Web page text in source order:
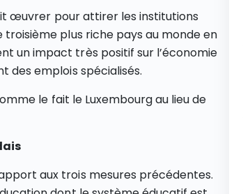
œuvrer pour attirer les institutions
plus riche pays au monde en
un impact très positif sur l’économie
des emplois spécialisés.
le fait le Luxembourg au lieu de
aux trois mesures précédentes.